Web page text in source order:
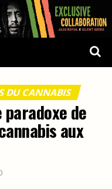
DU CANNABIS
de
aux